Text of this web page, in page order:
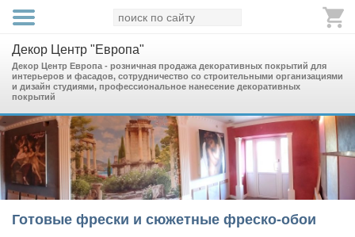
Декор Центр "Европа"
Декор Центр Европа - розничная продажа декоративных покрытий для
интерьеров и фасадов, сотрудничество со строительными организациями
и дизайн студиями, профессиональное нанесение декоративных
покрытий
Готовые фрески и сюжетные фреско-обои